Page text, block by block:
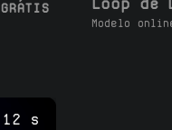
GRÁTIS
Modelo
12 s